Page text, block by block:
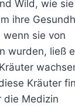
Wild, wie
ihre
sie von
wurden, ließ
Kräuter
die Medizin